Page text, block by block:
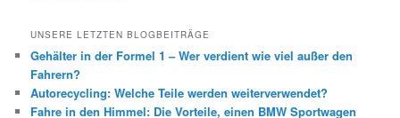
UNSERE LETZTEN BLOGBEITRÄGE
Gehälter in der Formel 1 – Wer verdient wie viel außer den
Fahrern?
Autorecycling: Welche Teile werden weiterverwendet?
Fahre in den Himmel: Die Vorteile, einen BMW Sportwagen